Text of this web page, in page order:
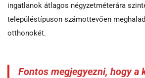
ingatlanok átlagos négyzetméterára
településtípuson számottevően
otthonokét.
Fontos megjegyezni, hogy a